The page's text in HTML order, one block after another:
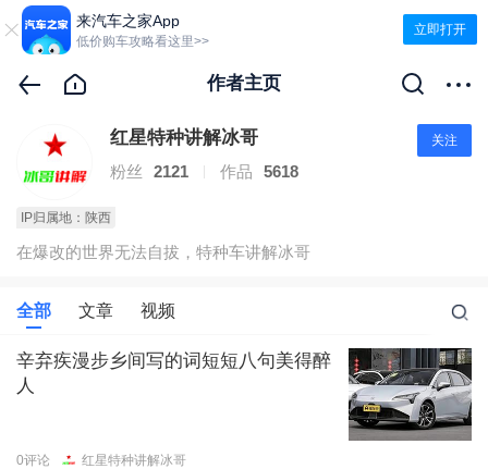
来汽车之家App
低价购车攻略看这里>>
立即打开
作者主页
关注
红星特种讲解冰哥
粉丝 2121 作品 5618
IP归属地：陕西
在爆改的世界无法自拔，特种车讲解冰哥
全部 文章 视频
辛弃疾漫步乡间写的词短短八句美得醉
人
0评论 红星特种讲解冰哥